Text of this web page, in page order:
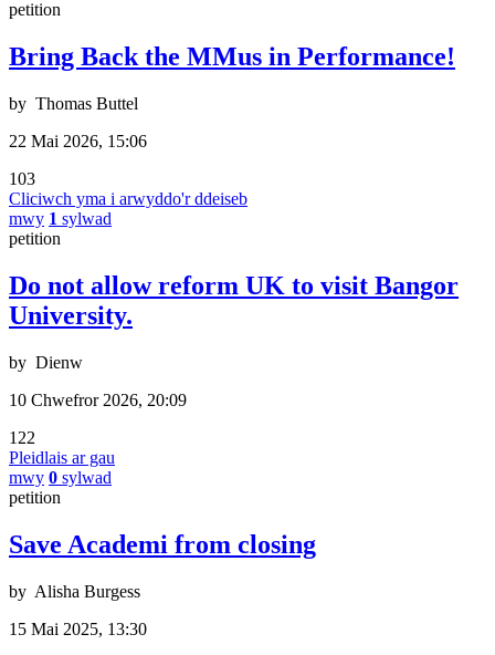
petition
Bring Back the MMus in Performance!
by Thomas Buttel
22 Mai 2026, 15:06
103
Cliciwch yma i arwyddo'r ddeiseb
mwy 1 sylwad
petition
Do not allow reform UK to visit Bangor
University.
by Dienw
10 Chwefror 2026, 20:09
122
Pleidlais ar gau
mwy 0 sylwad
petition
Save Academi from closing
by Alisha Burgess
15 Mai 2025, 13:30